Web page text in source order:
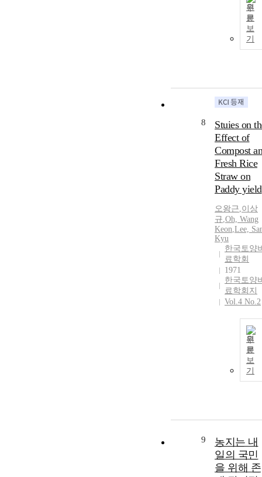
원
문
보
기
8
Stuies on
Effect of
Compost
Fresh Rice
Straw on
Paddy yield
오왕근,이상
규,Oh, Wang
Keon,Lee,
Kyu
한국토양
료학회
1971
한국토양
료학회지
Vol.4 No.2
원
문
보
기
9
농지는 내
일의 국민
을 위해 존